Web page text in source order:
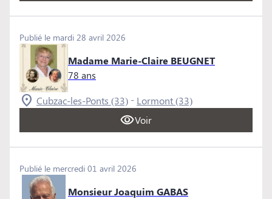
Publié le mardi 28 avril 2026
Madame Marie-Claire BEUGNET
78 ans
Cubzac-les-Ponts (33) - Lormont (33)
Voir
Publié le mercredi 01 avril 2026
Monsieur Joaquim GABAS